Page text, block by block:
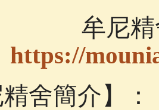
牟尼
https://
精舍簡介】：